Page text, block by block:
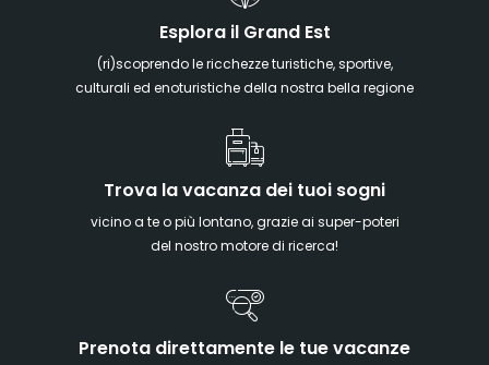
Esplora il Grand Est
(ri)scoprendo le ricchezze turistiche, sportive,
culturali ed enoturistiche della nostra bella regione
Trova la vacanza dei tuoi sogni
vicino a te o più lontano, grazie ai super-poteri
del nostro motore di ricerca!
Prenota direttamente le tue vacanze